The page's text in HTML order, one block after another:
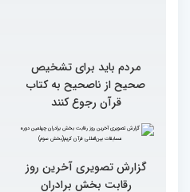
مردم باید برای تشخیص
صحیح از ناصحیح به کتاب
قرآن رجوع کنند